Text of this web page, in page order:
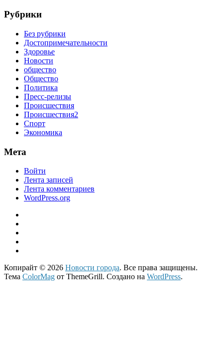
Рубрики
Без рубрики
Достопримечательности
Здоровье
Новости
общество
Общество
Политика
Пресс-релизы
Происшествия
Происшествия2
Спорт
Экономика
Мета
Войти
Лента записей
Лента комментариев
WordPress.org
Копирайт © 2026 Новости города. Все права защищены.
Тема ColorMag от ThemeGrill. Создано на WordPress.